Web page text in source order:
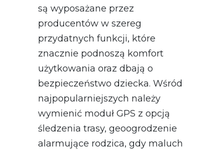
są wyposażane przez
producentów w szereg
przydatnych funkcji, które
znacznie podnoszą komfort
użytkowania oraz dbają o
bezpieczeństwo dziecka. Wśród
najpopularniejszych należy
wymienić moduł GPS z opcją
śledzenia trasy, geoogrodzenie
alarmujące rodzica, gdy maluch